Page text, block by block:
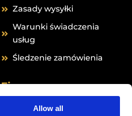
Allow all
Zasady wysyłki
Warunki świadczenia
usług
Śledzenie zamówienia
Firma
Grail Formula B.V.